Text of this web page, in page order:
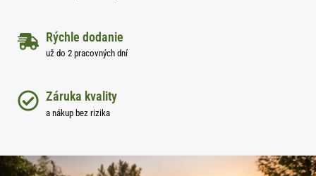
Rýchle dodanie
už do 2 pracovných dní
Záruka kvality
a nákup bez rizika